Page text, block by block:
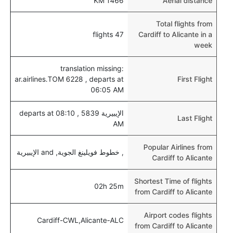
Total flights from
Cardiff to Alicante in a
week
47 flights
First Flight
translation missing:
ar.airlines.TOM 6228 , departs at
06:05 AM
Last Flight
الإيبيرية 5839 , departs at 08:10
AM
Popular Airlines from
Cardiff to Alicante
, خطوط فويلينغ الجوية, and الإيبيرية
Shortest Time of flights
from Cardiff to Alicante
02h 25m
Airport codes flights
from Cardiff to Alicante
Cardiff-CWL,Alicante-ALC